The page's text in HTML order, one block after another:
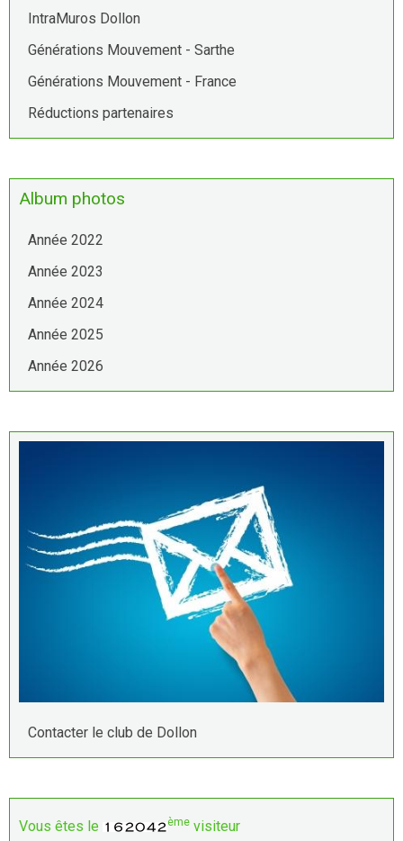
IntraMuros Dollon
Générations Mouvement - Sarthe
Générations Mouvement - France
Réductions partenaires
Album photos
Année 2022
Année 2023
Année 2024
Année 2025
Année 2026
Contacter le club de Dollon
Vous êtes le ème visiteur